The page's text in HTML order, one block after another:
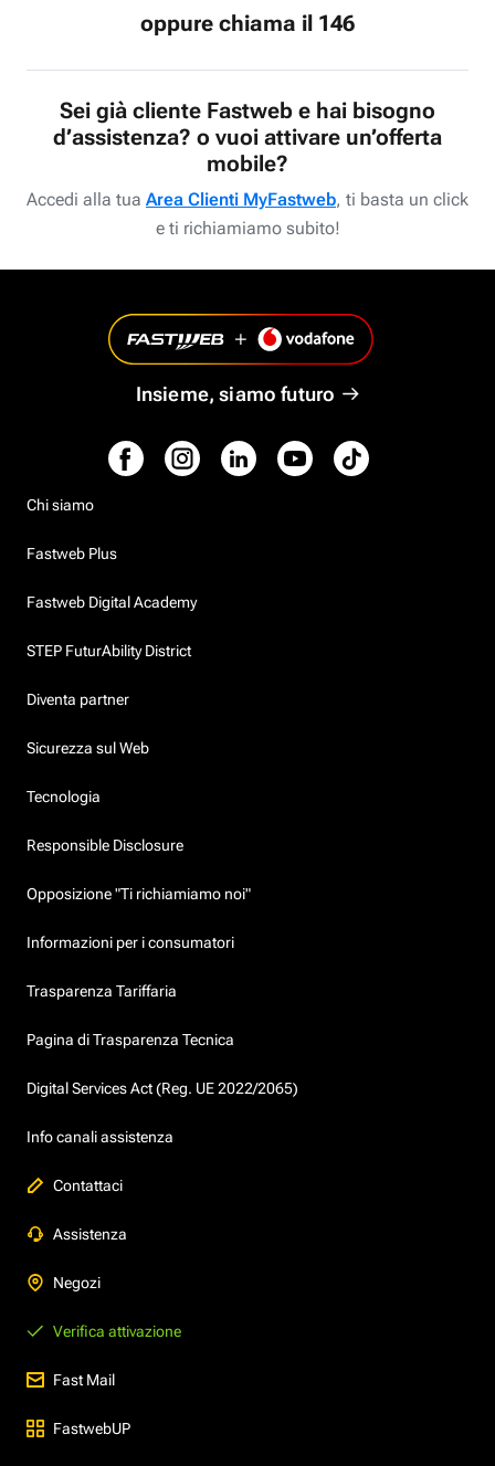
oppure chiama il 146
Sei già cliente Fastweb e hai bisogno
d’assistenza? o vuoi attivare un’offerta
mobile?
Accedi alla tua Area Clienti MyFastweb, ti basta un click
e ti richiamiamo subito!
Insieme, siamo futuro
Chi siamo
Fastweb Plus
Fastweb Digital Academy
STEP FuturAbility District
Diventa partner
Sicurezza sul Web
Tecnologia
Responsible Disclosure
Opposizione "Ti richiamiamo noi"
Informazioni per i consumatori
Trasparenza Tariffaria
Pagina di Trasparenza Tecnica
Digital Services Act (Reg. UE 2022/2065)
Info canali assistenza
Contattaci
Assistenza
Negozi
Verifica attivazione
Fast Mail
FastwebUP